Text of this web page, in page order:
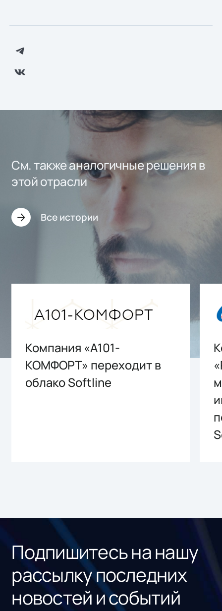
См. также аналогичные решения в
этой отрасли
Все истории
Компания «А101-
КОМФОРТ» переходит в
облако Softline
Подпишитесь на нашу
рассылку последних
новостей и событий